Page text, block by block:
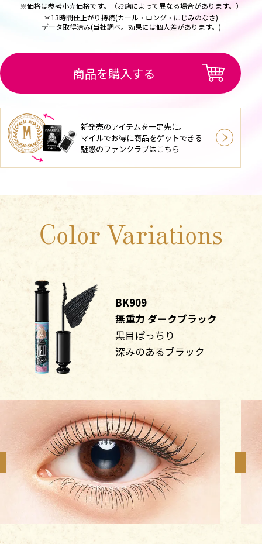
※価格は参考小売価格です。（お店によって異なる場合があります。）
＊13時間仕上がり持続(カール・ロング・にじみのなさ)
データ取得済み(当社調べ。効果には個人差があります。)
商品を購入する
新発売のアイテムを一足先に。
マイルでお得に商品をゲットできる
魅惑のファンクラブはこちら
Color Variations
BK909
無重力 ダークブラック
黒目ぱっちり
深みのあるブラック